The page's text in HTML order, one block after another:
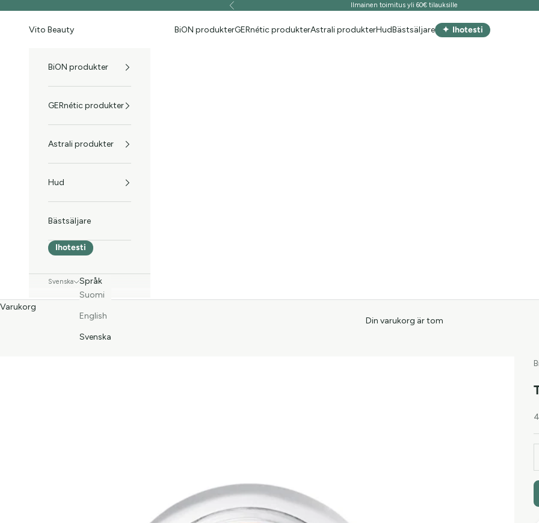
Föregående Ilmainen toimitus yli 60€ tilauksille
Vito Beauty BiON produkterGERnétic produkterAstrali produkterHudBästsäljare ✦ Ihotesti
BiON produkter
GERnétic produkter
Astrali produkter
Hud
Bästsäljare
Ihotesti
Svenska
Språk
Suomi
English
Svenska
Varukorg
Din varukorg är tom